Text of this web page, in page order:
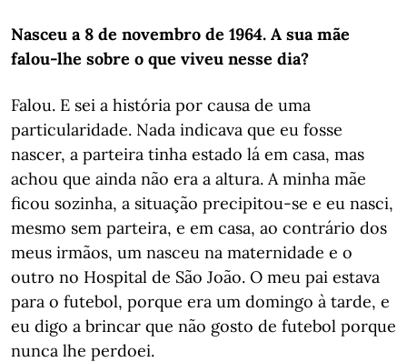
Nasceu a 8 de novembro de 1964. A sua mãe
falou-lhe sobre o que viveu nesse dia?
Falou. E sei a história por causa de uma
particularidade. Nada indicava que eu fosse
nascer, a parteira tinha estado lá em casa, mas
achou que ainda não era a altura. A minha mãe
ficou sozinha, a situação precipitou-se e eu nasci,
mesmo sem parteira, e em casa, ao contrário dos
meus irmãos, um nasceu na maternidade e o
outro no Hospital de São João. O meu pai estava
para o futebol, porque era um domingo à tarde, e
eu digo a brincar que não gosto de futebol porque
nunca lhe perdoei.